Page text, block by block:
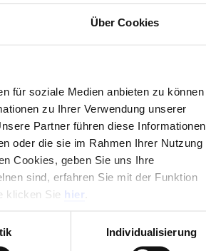
Über Cookies
für soziale Medien anbieten zu können
zu Ihrer Verwendung unserer
Partner führen diese Informationen
oder die sie im Rahmen Ihrer Nutzung
Cookies, geben Sie uns Ihre
sind, erfahren Sie mit der Funktion
klicken Sie
hier
Individualisierung
0von 5